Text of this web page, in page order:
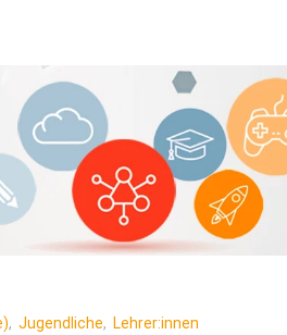
, Jugendliche, Lehrer:innen